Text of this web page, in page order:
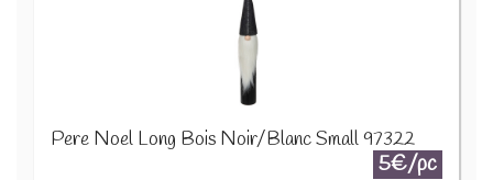
Pere Noel Long Bois Noir/Blanc Small 97322
5€/pc